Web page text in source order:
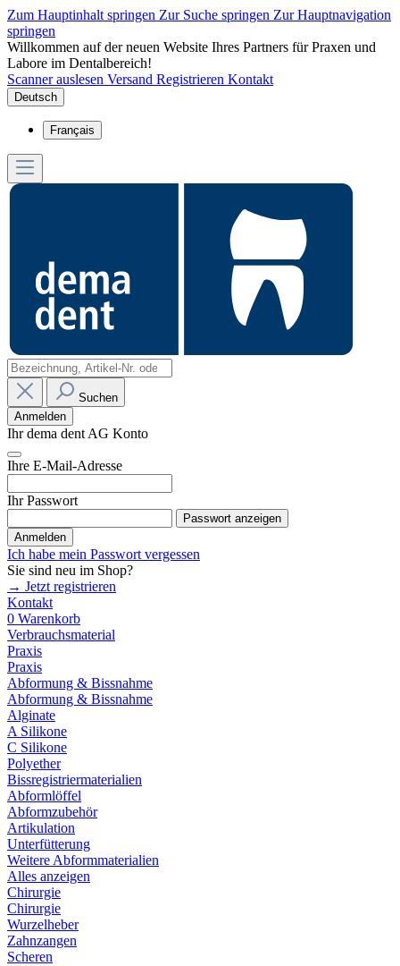
Zum Hauptinhalt springen Zur Suche springen Zur Hauptnavigation
springen
Willkommen auf der neuen Website Ihres Partners für Praxen und
Labore im Dentalbereich!
Scanner auslesen Versand Registrieren Kontakt
Deutsch
Français
Suchen
Anmelden
Ihr dema dent AG Konto
Ihre E-Mail-Adresse
Ihr Passwort
Passwort anzeigen
Anmelden
Ich habe mein Passwort vergessen
Sie sind neu im Shop?
→ Jetzt registrieren
Kontakt
0 Warenkorb
Verbrauchsmaterial
Praxis
Praxis
Abformung & Bissnahme
Abformung & Bissnahme
Alginate
A Silikone
C Silikone
Polyether
Bissregistriermaterialien
Abformlöffel
Abformzubehör
Artikulation
Unterfütterung
Weitere Abformmaterialien
Alles anzeigen
Chirurgie
Chirurgie
Wurzelheber
Zahnzangen
Scheren